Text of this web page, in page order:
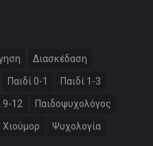
Διασκέδαση
Παιδί 0-1 Παιδί 1-3
9-12 Παιδοψυχολόγος
Χιούμορ Ψυχολογία